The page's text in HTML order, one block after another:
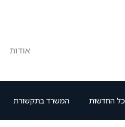
אודות
כל החדשות המשרד בתקשורת